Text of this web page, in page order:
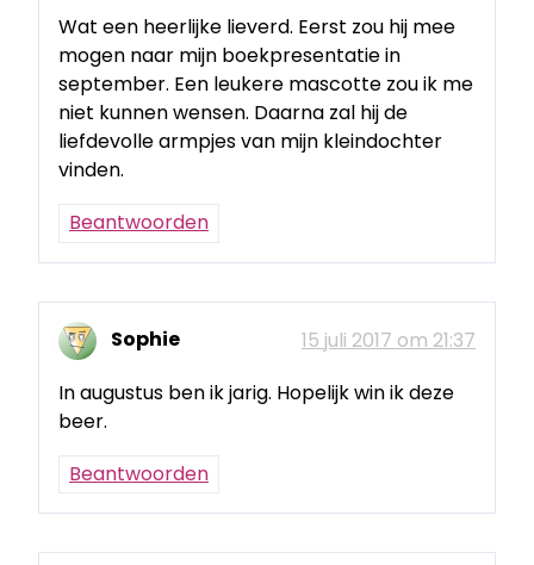
Wat een heerlijke lieverd. Eerst zou hij mee
mogen naar mijn boekpresentatie in
september. Een leukere mascotte zou ik me
niet kunnen wensen. Daarna zal hij de
liefdevolle armpjes van mijn kleindochter
vinden.
Beantwoorden
Sophie
15 juli 2017 om 21:37
In augustus ben ik jarig. Hopelijk win ik deze
beer.
Beantwoorden